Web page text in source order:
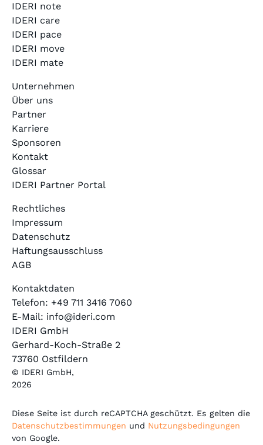
IDERI note
IDERI care
IDERI pace
IDERI move
IDERI mate
Unternehmen
Über uns
Partner
Karriere
Sponsoren
Kontakt
Glossar
IDERI Partner Portal
Rechtliches
Impressum
Datenschutz
Haftungsausschluss
AGB
Kontaktdaten
Telefon: +49 711 3416 7060
E-Mail: info@ideri.com
IDERI GmbH
Gerhard-Koch-Straße 2
73760 Ostfildern
© IDERI GmbH,
2026
Diese Seite ist durch reCAPTCHA geschützt. Es gelten die
Datenschutzbestimmungen und Nutzungsbedingungen
von Google.